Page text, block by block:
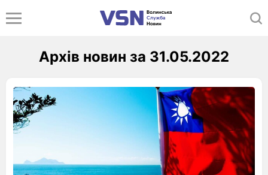
Архів новин за 31.05.2022